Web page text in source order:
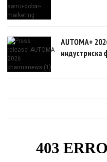
AUTOMA+
индустриска